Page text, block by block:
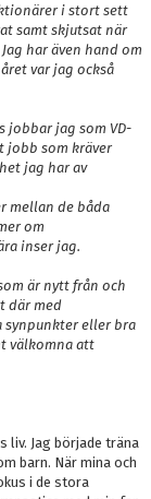
i stort sett
samt skjutsat när
har även hand om
var jag också
jobbar jag som VD-
jobb som kräver
jag har av
mellan de båda
om
inser jag.
är nytt från och
där med
synpunkter eller bra
välkomna att
liv. Jag började träna
barn. När mina och
i de stora